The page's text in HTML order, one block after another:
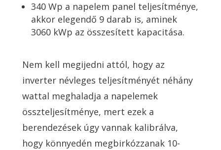
340 Wp a napelem panel teljesítménye,
akkor elegendő 9 darab is, aminek
3060 kWp az összesített kapacitása.
Nem kell megijedni attól, hogy az
inverter névleges teljesítményét néhány
wattal meghaladja a napelemek
összteljesítménye, mert ezek a
berendezések úgy vannak kalibrálva,
hogy könnyedén megbirkózzanak 10-